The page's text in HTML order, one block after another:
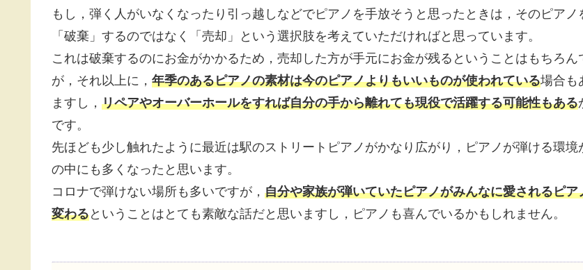
もし，弾く人がいなくなったり引っ越しなどでピアノを手放そうと思ったときは，そのピアノ
「破棄」するのではなく「売却」という選択肢を考えていただければと思っています。
これは破棄するのにお金がかかるため，売却した方が手元にお金が残るということはもちろん
が，それ以上に， 年季のあるピアノの素材は今のピアノよりもいいものが使われている場合も
ますし， リペアやオーバーホールをすれば自分の手から離れても現役で活躍する可能性もある
です。
先ほども少し触れたように最近は駅のストリートピアノがかなり広がり，ピアノが弾ける環境
の中にも多くなったと思います。
コロナで弾けない場所も多いですが， 自分や家族が弾いていたピアノがみんなに愛されるピア
変わるということはとても素敵な話だと思いますし，ピアノも喜んでいるかもしれません。